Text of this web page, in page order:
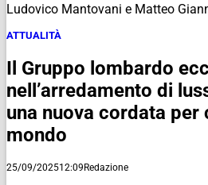
Ludovico Mantovani e Matteo
ATTUALITÀ
Il Gruppo lombardo
nell’arredamento di
una nuova cordata per
mondo
25/09/202512:09Redazione